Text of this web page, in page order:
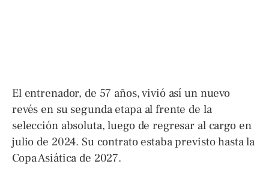
El entrenador, de 57 años, vivió así un nuevo
revés en su segunda etapa al frente de la
selección absoluta, luego de regresar al cargo en
julio de 2024. Su contrato estaba previsto hasta la
Copa Asiática de 2027.